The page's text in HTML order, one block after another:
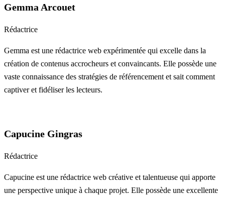
Gemma Arcouet
Rédactrice
Gemma est une rédactrice web expérimentée qui excelle dans la
création de contenus accrocheurs et convaincants. Elle possède une
vaste connaissance des stratégies de référencement et sait comment
captiver et fidéliser les lecteurs.
Capucine Gingras
Rédactrice
Capucine est une rédactrice web créative et talentueuse qui apporte
une perspective unique à chaque projet. Elle possède une excellente